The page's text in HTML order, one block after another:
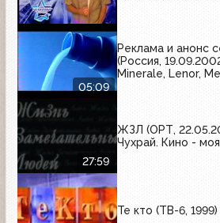
05:09
Реклама и анонс
(Россия,
Minerale, Lenor,
27:59
ЖЗЛ (ОРТ,
Чухрай. Кино -
Те кто (ТВ-6,